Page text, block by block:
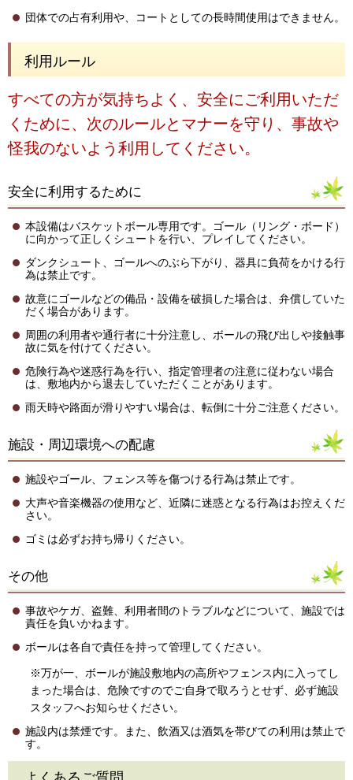
団体での占有利用や、コートとしての長時間使用はできません。
利用ルール
すべての方が気持ちよく、安全にご利用いただ
くために、次のルールとマナーを守り、事故や
怪我のないよう利用してください。
安全に利用するために
本設備はバスケットボール専用です。ゴール（リング・ボード）
に向かって正しくシュートを行い、プレイしてください。
ダンクシュート、ゴールへのぶら下がり、器具に負荷をかける行
為は禁止です。
故意にゴールなどの備品・設備を破損した場合は、弁償していた
だく場合があります。
周囲の利用者や通行者に十分注意し、ボールの飛び出しや接触事
故に気を付けてください。
危険行為や迷惑行為を行い、指定管理者の注意に従わない場合
は、敷地内から退去していただくことがあります。
雨天時や路面が滑りやすい場合は、転倒に十分ご注意ください。
施設・周辺環境への配慮
施設やゴール、フェンス等を傷つける行為は禁止です。
大声や音楽機器の使用など、近隣に迷惑となる行為はお控えくだ
さい。
ゴミは必ずお持ち帰りください。
その他
事故やケガ、盗難、利用者間のトラブルなどについて、施設では
責任を負いかねます。
ボールは各自で責任を持って管理してください。
※万が一、ボールが施設敷地内の高所やフェンス内に入ってし
まった場合は、危険ですのでご自身で取ろうとせず、必ず施設
スタッフへお知らせください。
施設内は禁煙です。また、飲酒又は酒気を帯びての利用は禁止で
す。